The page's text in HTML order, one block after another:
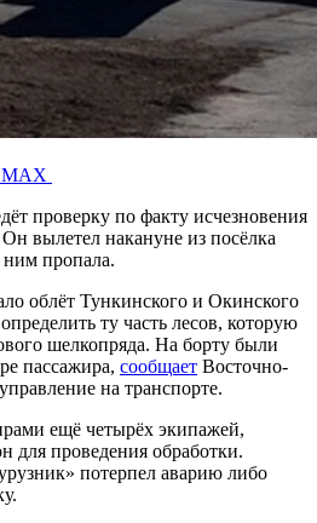
MAX
проверку по факту исчезновения
вылетел накануне из посёлка
ним пропала.
облёт Тункинского и Окинского
ту часть лесов, которую
шелкопряда. На борту были
пассажира, сообщает Восточно-
на транспорте.
ещё четырёх экипажей,
для проведения обработки.
потерпел аварию либо